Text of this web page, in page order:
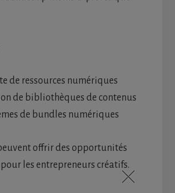
de ressources numériques
de bibliothèques de contenus
de bundles numériques
offrir des opportunités
les entrepreneurs créatifs.